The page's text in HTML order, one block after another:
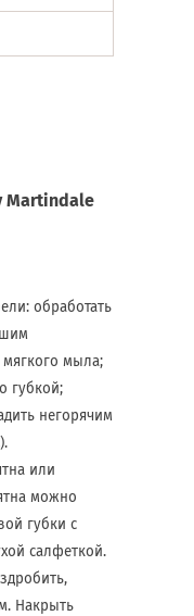
Martindale
обработать
мыла;
губкой;
негорячим
или
можно
губки с
салфеткой.
Накрыть